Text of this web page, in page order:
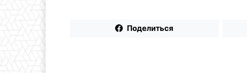
Поделиться